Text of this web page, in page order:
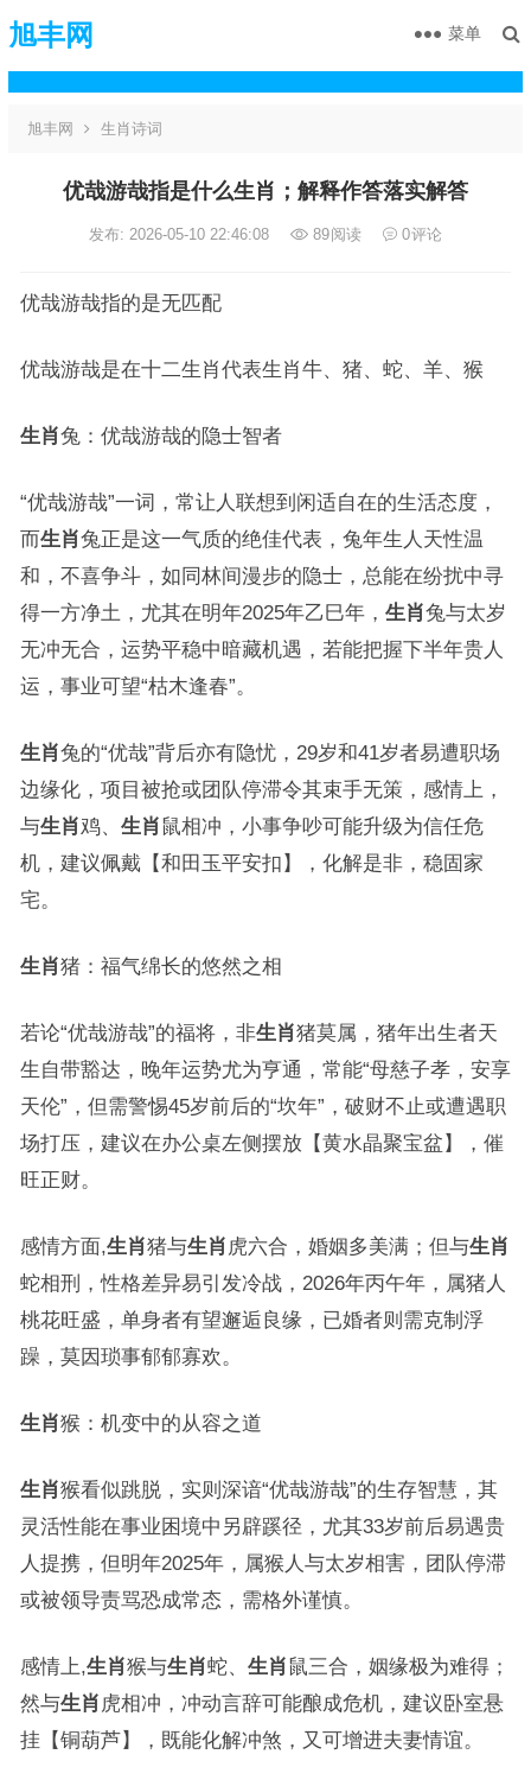
旭丰网 菜单
旭丰网 生肖诗词
优哉游哉指是什么生肖；解释作答落实解答
发布: 2026-05-10 22:46:08 89阅读 0评论
优哉游哉指的是无匹配
优哉游哉是在十二生肖代表生肖牛、猪、蛇、羊、猴
生肖兔：优哉游哉的隐士智者
“优哉游哉”一词，常让人联想到闲适自在的生活态度，
而生肖兔正是这一气质的绝佳代表，兔年生人天性温
和，不喜争斗，如同林间漫步的隐士，总能在纷扰中寻
得一方净土，尤其在明年2025年乙巳年， 生肖兔与太岁
无冲无合，运势平稳中暗藏机遇，若能把握下半年贵人
运，事业可望“枯木逢春”。
生肖兔的“优哉”背后亦有隐忧，29岁和41岁者易遭职场
边缘化，项目被抢或团队停滞令其束手无策，感情上，
与生肖鸡、 生肖鼠相冲，小事争吵可能升级为信任危
机，建议佩戴【和田玉平安扣】，化解是非，稳固家
宅。
生肖猪：福气绵长的悠然之相
若论“优哉游哉”的福将，非生肖猪莫属，猪年出生者天
生自带豁达，晚年运势尤为亨通，常能“母慈子孝，安享
天伦”，但需警惕45岁前后的“坎年”，破财不止或遭遇职
场打压，建议在办公桌左侧摆放【黄水晶聚宝盆】，催
旺正财。
感情方面,生肖猪与生肖 虎六合，婚姻多美满；但与生肖
蛇相刑，性格差异易引发冷战，2026年丙午年，属猪人
桃花旺盛，单身者有望邂逅良缘，已婚者则需克制浮
躁，莫因琐事郁郁寡欢。
生肖猴：机变中的从容之道
生肖猴看似跳脱，实则深谙“优哉游哉”的生存智慧，其
灵活性能在事业困境中另辟蹊径，尤其33岁前后易遇贵
人提携，但明年2025年，属猴人与太岁相害，团队停滞
或被领导责骂恐成常态，需格外谨慎。
感情上,生肖猴与生肖蛇、 生肖鼠三合，姻缘极为难得；
然与生肖 虎相冲，冲动言辞可能酿成危机，建议卧室悬
挂【铜葫芦】，既能化解冲煞，又可增进夫妻情谊。